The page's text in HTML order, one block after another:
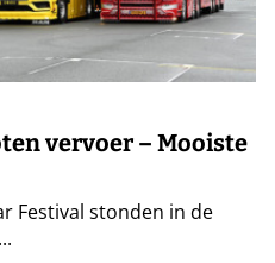
vervoer – Mooiste
Festival stonden in de